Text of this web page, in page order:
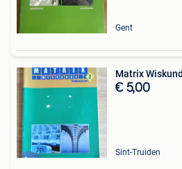
Gent
Matrix
€ 5,00
Sint-Truiden